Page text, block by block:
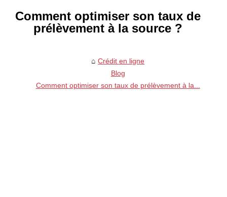
Comment optimiser son taux de
prélèvement à la source ?
Crédit en ligne
Blog
Comment optimiser son taux de prélèvement à la...